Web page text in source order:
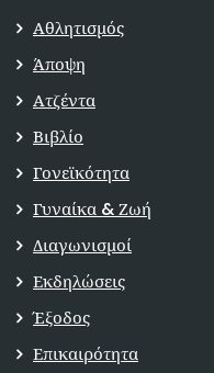
Αθλητισμός
Άποψη
Ατζέντα
Βιβλίο
Γονεϊκότητα
Γυναίκα & Ζωή
Διαγωνισμοί
Εκδηλώσεις
Έξοδος
Επικαιρότητα